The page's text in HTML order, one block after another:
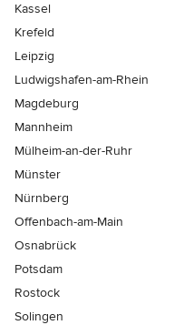
Kassel
Krefeld
Leipzig
Ludwigshafen-am-Rhein
Magdeburg
Mannheim
Mülheim-an-der-Ruhr
Münster
Nürnberg
Offenbach-am-Main
Osnabrück
Potsdam
Rostock
Solingen